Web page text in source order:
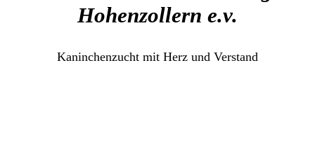
Hohenzollern e.v.
Kaninchenzucht mit Herz und Verstand